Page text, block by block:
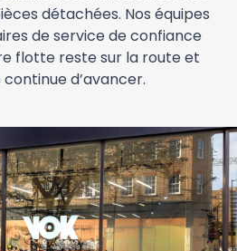
détachées. Nos équipes
de service de confiance
flotte reste sur la route et
d’avancer.